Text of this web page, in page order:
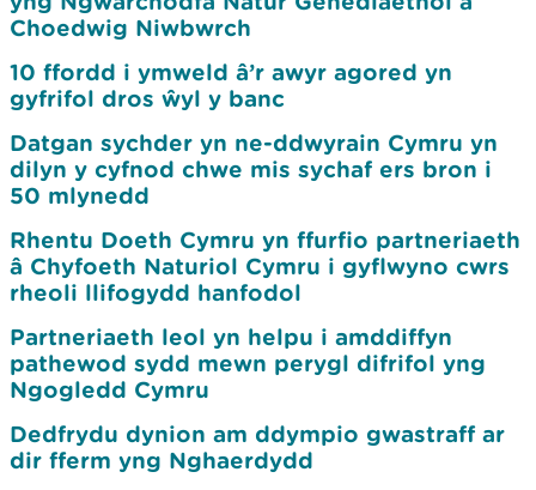
Choedwig Niwbwrch
10 ffordd i ymweld â’r awyr agored yn
gyfrifol dros ŵyl y banc
Datgan sychder yn ne-ddwyrain Cymru yn
dilyn y cyfnod chwe mis sychaf ers bron i
50 mlynedd
Rhentu Doeth Cymru yn ffurfio partneriaeth
â Chyfoeth Naturiol Cymru i gyflwyno cwrs
rheoli llifogydd hanfodol
Partneriaeth leol yn helpu i amddiffyn
pathewod sydd mewn perygl difrifol yng
Ngogledd Cymru
Dedfrydu dynion am ddympio gwastraff ar
dir fferm yng Nghaerdydd